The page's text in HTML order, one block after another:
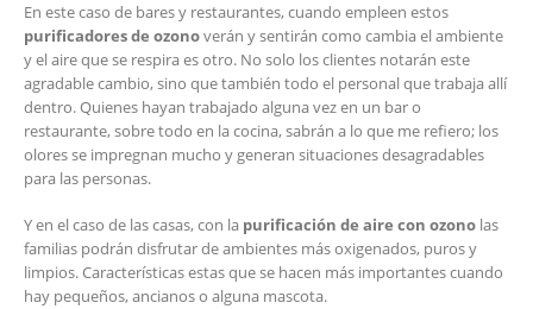
En este caso de bares y restaurantes, cuando empleen estos
purificadores de ozonoverán y sentirán como cambia el ambiente
y el aire que se respira es otro. No solo los clientes notarán este
agradable cambio, sino que también todo el personal que trabaja allí
dentro. Quienes hayan trabajado alguna vez en un bar o
restaurante, sobre todo en la cocina, sabrán a lo que me refiero; los
olores se impregnan mucho y generan situaciones desagradables
para las personas.
Y en el caso de las casas, con la purificación de aire con ozono las
familias podrán disfrutar de ambientes más oxigenados, puros y
limpios. Características estas que se hacen más importantes cuando
hay pequeños, ancianos o alguna mascota.